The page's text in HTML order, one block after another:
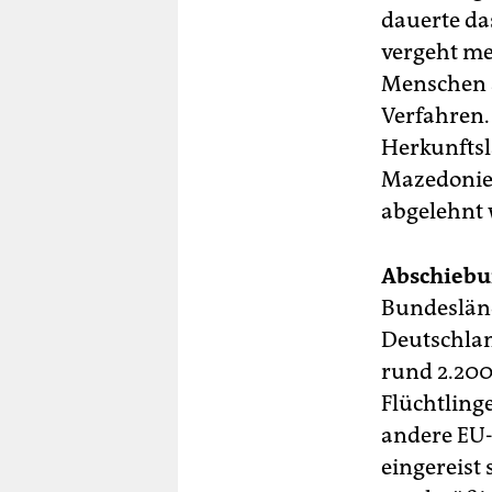
dauerte
vergeht
abgelehnt
rund
andere
eingereist